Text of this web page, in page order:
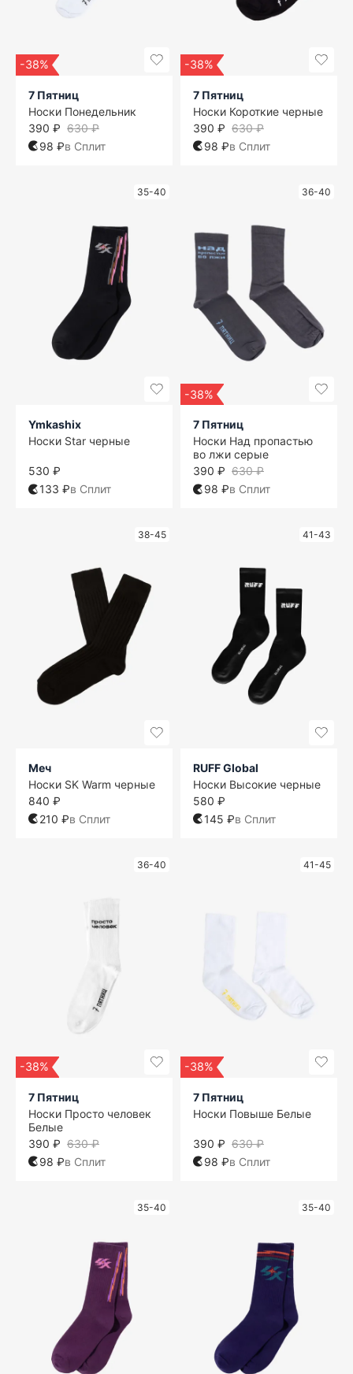
-38%
7 Пятниц
Носки Понедельник
630 ₽
390 ₽
98 ₽в Сплит
-38%
7 Пятниц
Носки Короткие черные
630 ₽
390 ₽
98 ₽в Сплит
35-40
Ymkashix
Носки Star черные
530 ₽
133 ₽в Сплит
36-40
-38%
7 Пятниц
Носки Над пропастью
во лжи серые
630 ₽
390 ₽
98 ₽в Сплит
38-45
Меч
Носки SK Warm черные
840 ₽
210 ₽в Сплит
41-43
RUFF Global
Носки Высокие черные
580 ₽
145 ₽в Сплит
36-40
-38%
7 Пятниц
Носки Просто человек
Белые
630 ₽
390 ₽
98 ₽в Сплит
41-45
-38%
7 Пятниц
Носки Повыше Белые
630 ₽
390 ₽
98 ₽в Сплит
35-40 35-40